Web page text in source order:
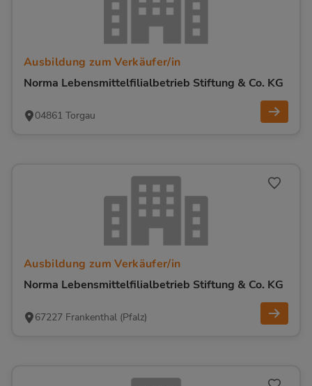
Ausbildung zum Verkäufer/in
Norma Lebensmittelfilialbetrieb Stiftung & Co. KG
04861 Torgau
Ausbildung zum Verkäufer/in
Norma Lebensmittelfilialbetrieb Stiftung & Co. KG
67227 Frankenthal (Pfalz)